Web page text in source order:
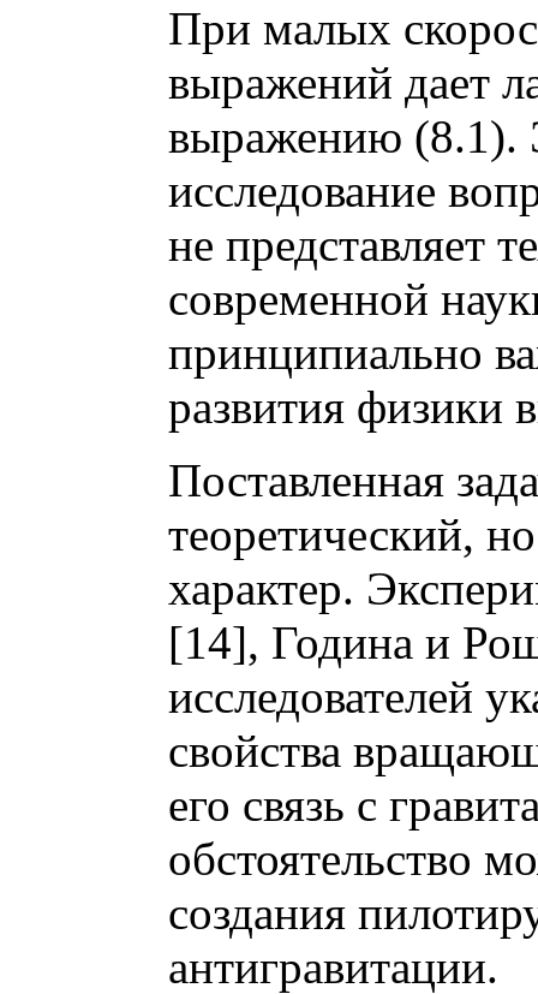
При малых
выражений дает
выражению (8.1).
исследование
не представляет
современной
принципиально
развития физики
Поставленная
теоретический,
характер.
[14], Година и
исследователей
свойства
его связь с
обстоятельство
создания
антигравитации.